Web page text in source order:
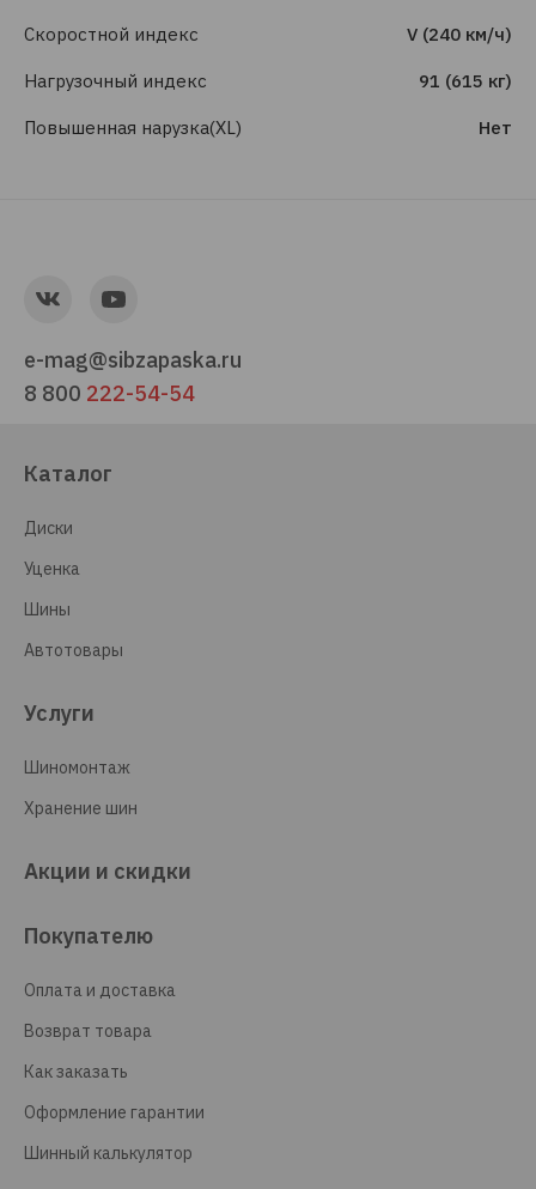
Скоростной индекс V (240 км/ч)
Нагрузочный индекс 91 (615 кг)
Повышенная нарузка(XL) Нет
e-mag@sibzapaska.ru
8 800 222-54-54
Каталог
Диски
Уценка
Шины
Автотовары
Услуги
Шиномонтаж
Хранение шин
Акции и скидки
Покупателю
Оплата и доставка
Возврат товара
Как заказать
Оформление гарантии
Шинный калькулятор